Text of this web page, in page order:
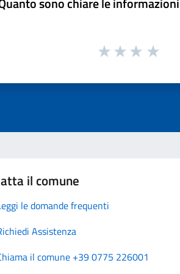
il comune
le domande frequenti
Assistenza
il comune +39 0775 226001